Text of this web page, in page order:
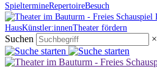
SpieltermineRepertoireBesuch
HausKünstler:innenTheater fördern
Suchen ×